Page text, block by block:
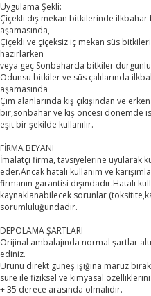
Uygulama Şekli:
Çiçekli dış mekan bitkilerinde ilkbahar
aşamasında,
Çiçekli ve çiçeksiz iç mekan süs
hazırlarken
veya geç Sonbaharda bitkiler
Odunsu bitkiler ve süs çalılarında
aşamasında
Çim alanlarında kış çıkışından ve
bir,sonbahar ve kış öncesi dönemde
eşit bir şekilde kullanılır.
FİRMA BEYANI
İmalatçı firma, tavsiyelerine uyularak
eder.Ancak hatalı kullanım ve
firmanın garantisi dışındadır.Hatalı
kaynaklanabilecek sorunlar
sorumluluğundadır.
DEPOLAMA ŞARTLARI
Orijinal ambalajında normal şartlar
ediniz.
Ürünü direkt güneş ışığına maruz
süre ile fiziksel ve kimyasal
+ 35 derece arasında olmalıdır.